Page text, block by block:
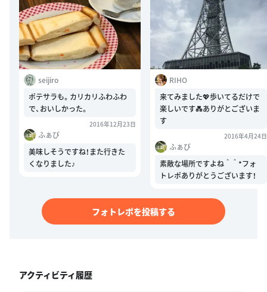
seijiro
ポテサラも。カリカリふわふわ
で、おいしかった。
2016年12月23日
ふぁび
美味しそうですね！また行きた
くなりました♪
RIHO
来てみました💖歩いてるだけで
楽しいです💑ありがとございま
す
2016年4月24日
ふぁび
素敵な場所ですよね＾＾*フォ
トレポありがとうございます！
フォトレポを投稿する
アクティビティ履歴